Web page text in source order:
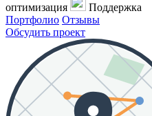
оптимизация
Поддержка
Портфолио Отзывы
Обсудить проект